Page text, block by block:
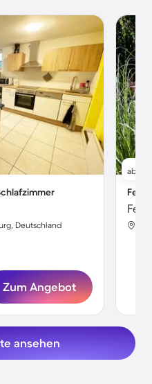
Deutschland
Zum Angebot
ab
ansehen